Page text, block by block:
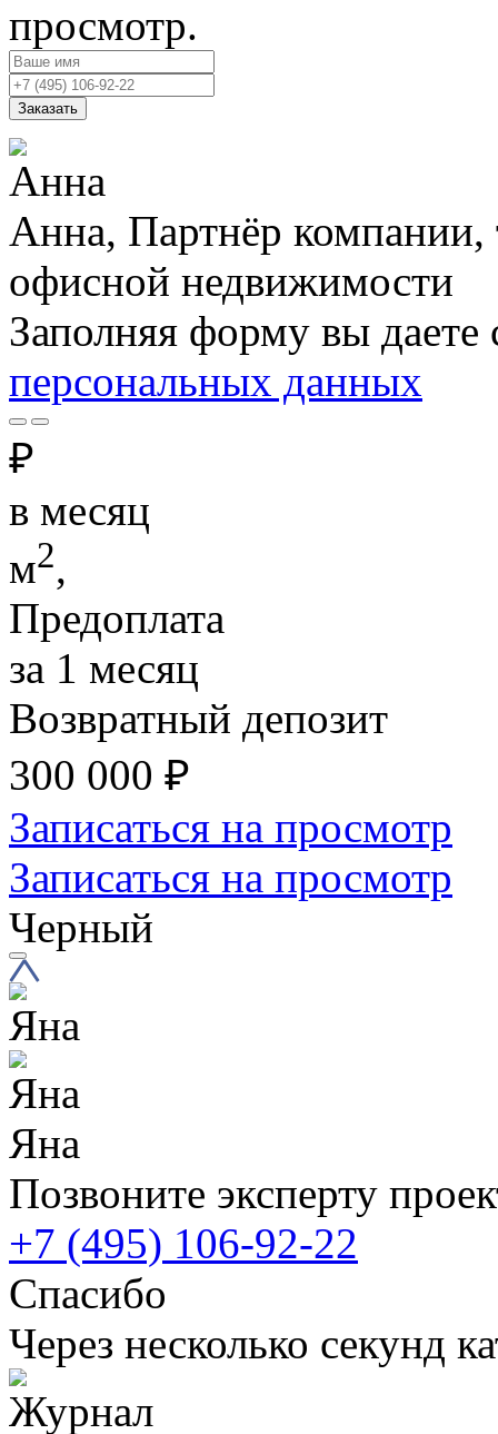
просмотр.
Заказать
Анна, Партнёр компании,
офисной недвижимости
Заполняя форму вы даете
персональных данных
₽
в месяц
м2,
Предоплата
за 1 месяц
Возвратный депозит
300 000 ₽
Записаться на просмотр
Записаться на просмотр
Черный
Яна
Позвоните эксперту
+7 (495) 106-92-22
Спасибо
Через несколько секунд